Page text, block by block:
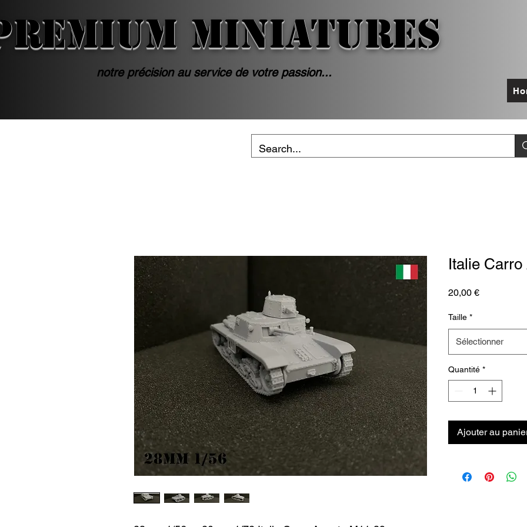
MINIATURES
notre précision au service de votre passion...
Italie
20,00 €Prix
Taille *
Sélectionner
Quantité *
Ajouter au